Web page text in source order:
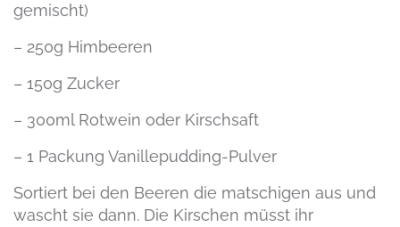
gemischt)
– 250g Himbeeren
– 150g Zucker
– 300ml Rotwein oder Kirschsaft
– 1 Packung Vanillepudding-Pulver
Sortiert bei den Beeren die matschigen aus und
wascht sie dann. Die Kirschen müsst ihr